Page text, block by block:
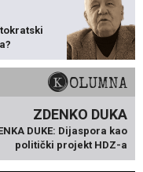
KOLUMNA
ZDENKO DUKA
DUKE: Dijaspora kao
politički projekt HDZ-a